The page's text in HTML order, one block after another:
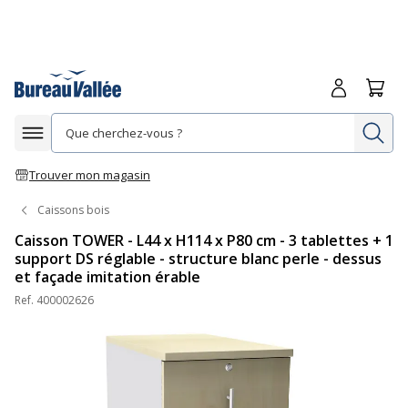
Afficher la navigation
Trouver mon magasin
Me
Caissons bois
Caisson TOWER - L44 x H114 x P80 cm - 3 tablettes + 1
support DS réglable - structure blanc perle - dessus
et façade imitation érable
Ref. 400002626